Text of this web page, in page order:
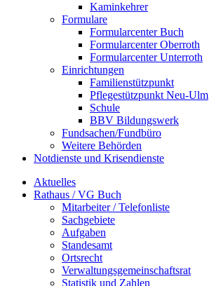
Kaminkehrer
Formulare
Formularcenter Buch
Formularcenter Oberroth
Formularcenter Unterroth
Einrichtungen
Familienstützpunkt
Pflegestützpunkt Neu-Ulm
Schule
BBV Bildungswerk
Fundsachen/Fundbüro
Weitere Behörden
Notdienste und Krisendienste
Aktuelles
Rathaus / VG Buch
Mitarbeiter / Telefonliste
Sachgebiete
Aufgaben
Standesamt
Ortsrecht
Verwaltungsgemeinschaftsrat
Statistik und Zahlen